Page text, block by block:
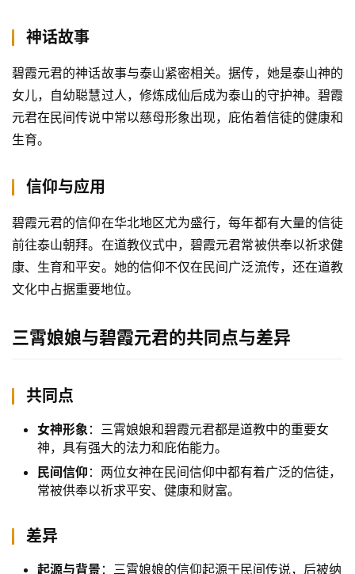
神话故事
碧霞元君的神话故事与泰山紧密相关。据传，她是泰山神的
女儿，自幼聪慧过人，修炼成仙后成为泰山的守护神。碧霞
元君在民间传说中常以慈母形象出现，庇佑着信徒的健康和
生育。
信仰与应用
碧霞元君的信仰在华北地区尤为盛行，每年都有大量的信徒
前往泰山朝拜。在道教仪式中，碧霞元君常被供奉以祈求健
康、生育和平安。她的信仰不仅在民间广泛流传，还在道教
文化中占据重要地位。
三霄娘娘与碧霞元君的共同点与差异
共同点
女神形象：三霄娘娘和碧霞元君都是道教中的重要女
神，具有强大的法力和庇佑能力。
民间信仰 ：两位女神在民间信仰中都有着广泛的信徒，
常被供奉以祈求平安、健康和财富。
差异
起源与背景 ：三霄娘娘的信仰起源于民间传说，后被纳